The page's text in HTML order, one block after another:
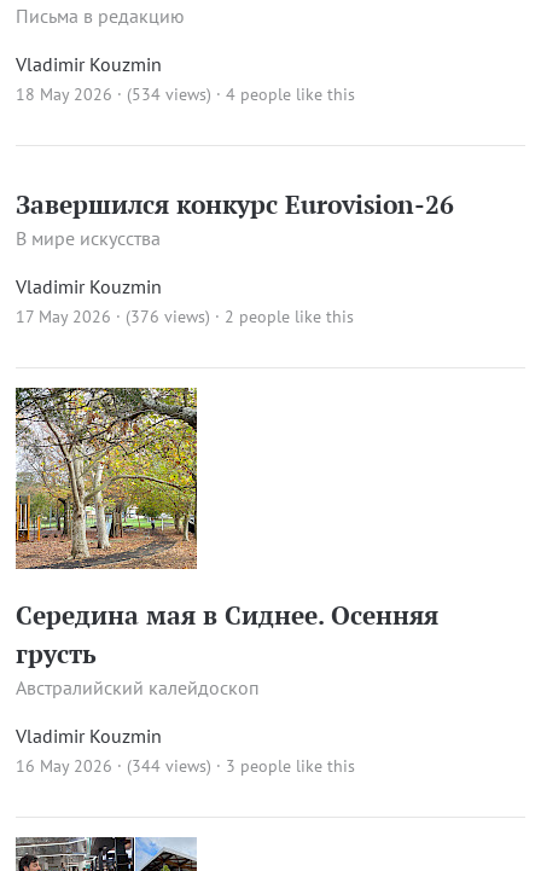
Письма в редакцию
Vladimir Kouzmin
18 May 2026 · (534 views) · 4 people like this
Завершился конкурс Eurovision-26
В мире искусства
Vladimir Kouzmin
17 May 2026 · (376 views) · 2 people like this
Середина мая в Сиднее. Осенняя
грусть
Австралийский калейдоскоп
Vladimir Kouzmin
16 May 2026 · (344 views) · 3 people like this